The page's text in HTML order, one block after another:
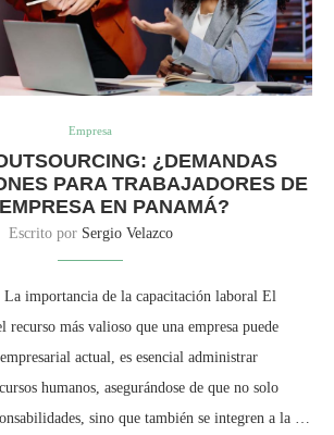
Empresa
¿DEMANDAS
PARA TRABAJADORES DE
EN PANAMÁ?
Escrito por Sergio Velazco
La importancia de la capacitación laboral El
recurso más valioso que una empresa puede
actual, es esencial administrar
humanos, asegurándose de que no solo
sino que también se integren a la …